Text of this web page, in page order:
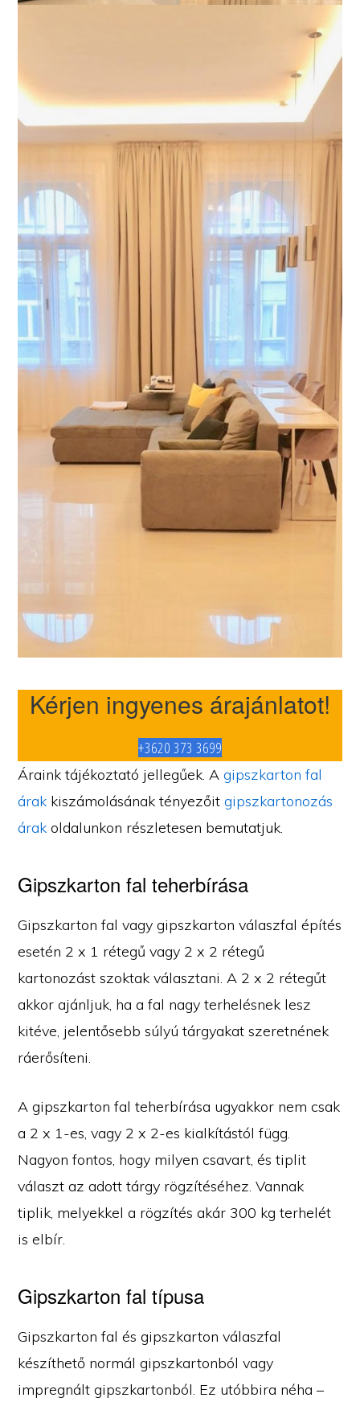
Kérjen ingyenes árajánlatot!
+3620 373 3699
Áraink tájékoztató jellegűek. Agipszkarton fal
árak kiszámolásának tényezőitgipszkartonozás
árak oldalunkon részletesen bemutatjuk.
Gipszkarton fal teherbírása
Gipszkarton fal vagy gipszkarton válaszfal építés
esetén 2 x 1 rétegű vagy 2 x 2 rétegű
kartonozást szoktak választani. A 2 x 2 rétegűt
akkor ajánljuk, ha a fal nagy terhelésnek lesz
kitéve, jelentősebb súlyú tárgyakat szeretnének
ráerősíteni.
A gipszkarton fal teherbírása ugyakkor nem csak
a 2 x 1-es, vagy 2 x 2-es kialkítástól függ.
Nagyon fontos, hogy milyen csavart, és tiplit
választ az adott tárgy rögzítéséhez. Vannak
tiplik, melyekkel a rögzítés akár 300 kg terhelét
is elbír.
Gipszkarton fal típusa
Gipszkarton fal és gipszkarton válaszfal
készíthető normál gipszkartonból vagy
impregnált gipszkartonból. Ez utóbbira néha –